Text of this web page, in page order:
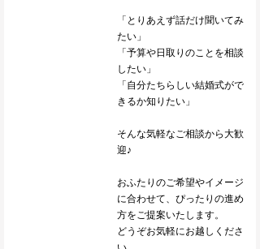
「とりあえず話だけ聞いてみ
たい」
「予算や日取りのことを相談
したい」
「自分たちらしい結婚式がで
きるか知りたい」
そんな気軽なご相談から大歓
迎♪
おふたりのご希望やイメージ
に合わせて、ぴったりの進め
方をご提案いたします。
どうぞお気軽にお越しくださ